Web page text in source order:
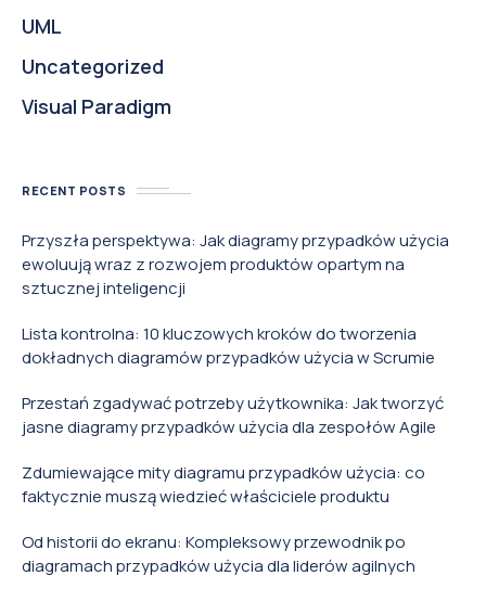
UML
Uncategorized
Visual Paradigm
RECENT POSTS
Przyszła perspektywa: Jak diagramy przypadków użycia
ewoluują wraz z rozwojem produktów opartym na
sztucznej inteligencji
Lista kontrolna: 10 kluczowych kroków do tworzenia
dokładnych diagramów przypadków użycia w Scrumie
Przestań zgadywać potrzeby użytkownika: Jak tworzyć
jasne diagramy przypadków użycia dla zespołów Agile
Zdumiewające mity diagramu przypadków użycia: co
faktycznie muszą wiedzieć właściciele produktu
Od historii do ekranu: Kompleksowy przewodnik po
diagramach przypadków użycia dla liderów agilnych